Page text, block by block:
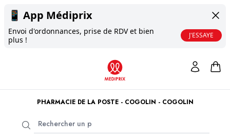
📱 App Médiprix
Envoi d'ordonnances, prise de RDV et bien
plus !
J'ESSAYE
PHARMACIE DE LA POSTE - COGOLIN - COGOLIN